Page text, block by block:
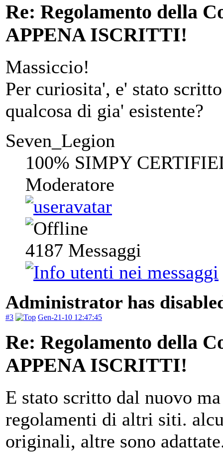
Re: Regolamento della
APPENA ISCRITTI!
Massiccio!
Per curiosita', e' stato
qualcosa di gia' esistente?
Seven_Legion
100% SIMPY
Moderatore
4187 Messaggi
Administrator has
#3 Gen-21-10 12:47:45
Re: Regolamento della
APPENA ISCRITTI!
E stato scritto dal nuovo
regolamenti di altri siti.
originali, altre sono